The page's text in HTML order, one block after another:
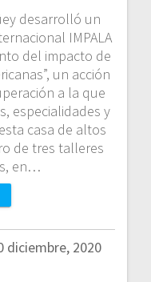
desarrolló un
IMPALA
del impacto de
un acción
a la que
especialidades y
casa de altos
de tres talleres
en…
diciembre, 2020